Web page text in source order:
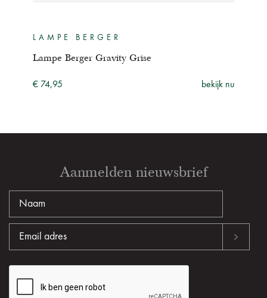
LAMPE BERGER
Lampe Berger Gravity Grise
€ 74,95 bekijk nu
Aanmelden nieuwsbrief